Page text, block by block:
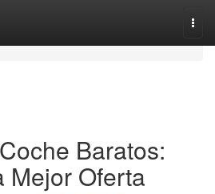
Baratos:
Mejor Oferta